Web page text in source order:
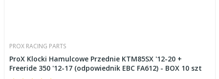
PROX RACING PARTS
ProX Klocki Hamulcowe Przednie KTM85SX '12-20 +
Freeride 350 '12-17 (odpowiednik EBC FA612) - BOX 10 szt